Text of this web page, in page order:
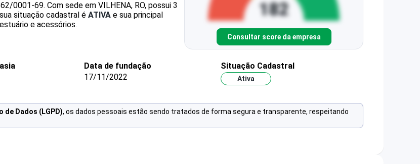
0001-69. Com sede em VILHENA, RO, possui 3
situação cadastral é ATIVA e sua principal
e acessórios.
Consultar score da empresa
Data de fundação
17/11/2022
Situação Cadastral
Ativa
de Dados (LGPD), os dados pessoais estão sendo tratados de forma segura e transparente, respeitando